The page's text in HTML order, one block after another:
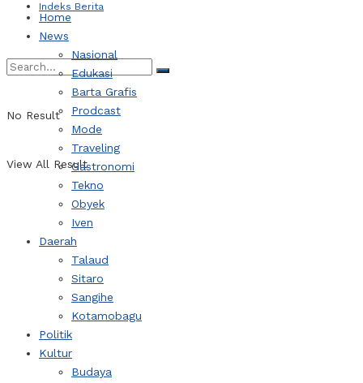
Indeks Berita
No Result
View All Result
Home
News
Nasional
Edukasi
Barta Grafis
Prodcast
Mode
Traveling
Gastronomi
Tekno
Obyek
Iven
Daerah
Talaud
Sitaro
Sangihe
Kotamobagu
Politik
Kultur
Budaya